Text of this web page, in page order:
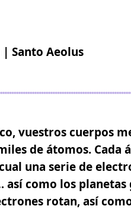
Santo Aeolus
vuestros cuerpos
de átomos. Cada
una serie de
como los planetas
rotan, así